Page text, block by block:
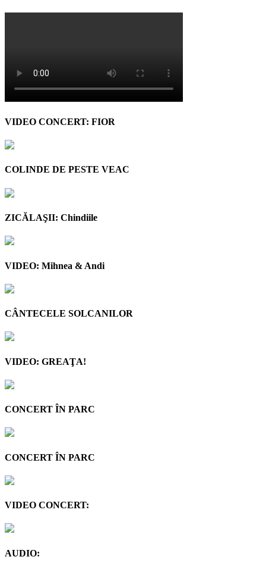
VIDEO CONCERT: FIOR
COLINDE DE PESTE VEAC
ZICĂLAŞII: Chindiile
VIDEO: Mihnea & Andi
CÂNTECELE SOLCANILOR
VIDEO: GREAŢA!
CONCERT ÎN PARC
CONCERT ÎN PARC
VIDEO CONCERT:
AUDIO: